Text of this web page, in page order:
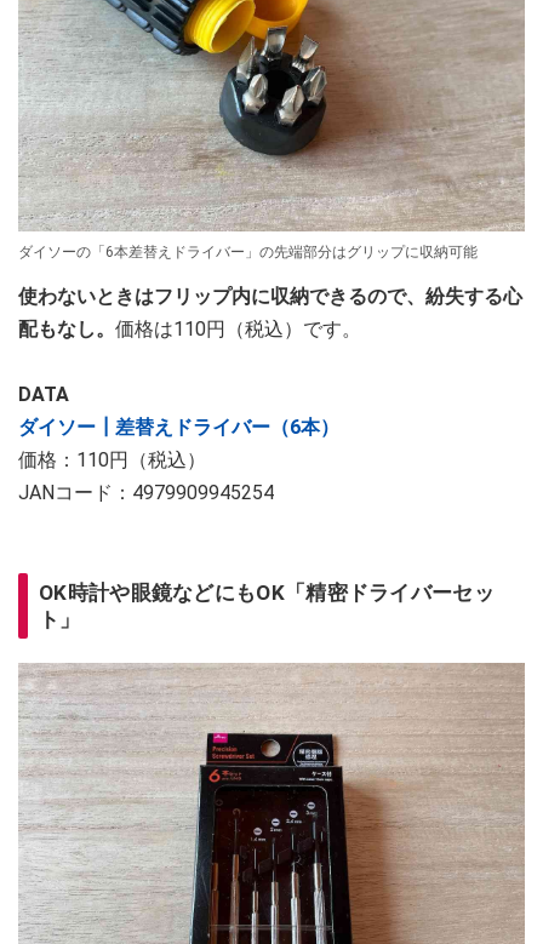
ダイソーの「6本差替えドライバー」の先端部分はグリップに収納可能
使わないときはフリップ内に収納できるので、紛失する心
配もなし。 価格は110円（税込）です。
DATA
ダイソー┃差替えドライバー（6本）
価格：110円（税込）
JANコード：4979909945254
OK時計や眼鏡などにもOK「精密ドライバーセッ
ト」